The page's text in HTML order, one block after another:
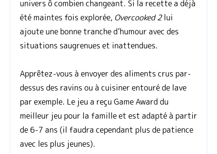
univers ô combien changeant. Si la recette a déjà
été maintes fois explorée, Overcooked 2lui
ajoute une bonne tranche d’humour avec des
situations saugrenues et inattendues.
Apprêtez-vous à envoyer des aliments crus par-
dessus des ravins ou à cuisiner entouré de lave
par exemple. Le jeu a reçu Game Award du
meilleur jeu pour la famille et est adapté à partir
de 6-7 ans (il faudra cependant plus de patience
avec les plus jeunes).